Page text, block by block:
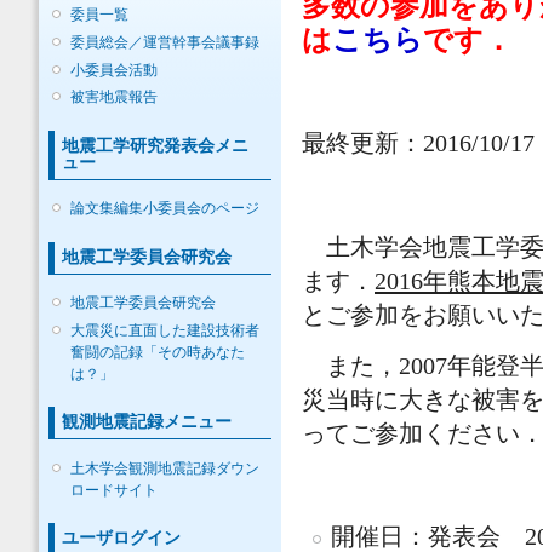
委員一覧
委員総会／運営幹事会議事録
小委員会活動
被害地震報告
地震工学研究発表会メニ
ュー
論文集編集小委員会のページ
地震工学委員会研究会
地震工学委員会研究会
大震災に直面した建設技術者
奮闘の記録「その時あなた
は？」
観測地震記録メニュー
土木学会観測地震記録ダウン
ロードサイト
ユーザログイン
多数の参加をあ
はこちらです．
最終更新：2016/10/17
土木学会地震工学
ます． 2016年熊本地
とご参加をお願いい
また，2007年能登
災当時に大きな被害
ってご参加ください．
開催日：発表会